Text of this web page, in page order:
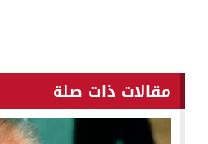
مقالات ذات صلة